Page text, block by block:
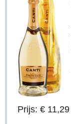
Prijs: € 11,29